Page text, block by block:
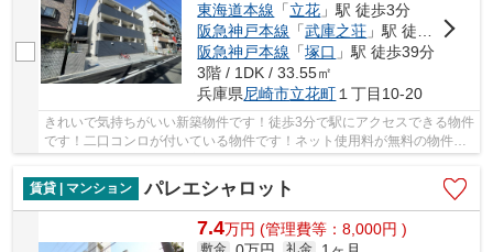
東海道本線 「立花 」駅 徒歩3分
阪急神戸本線 「武庫之荘 」駅 徒歩28分
阪急神戸本線 「塚口 」駅 徒歩39分
3階 / 1DK / 33.55㎡
兵庫県尼崎市立花町 １丁目10-20
きれいで気持ちがいい新築物件です！徒歩3分で駅にアクセスできる物件
です！二口コンロが付いている物件です！ネット使用料が無料の物件で
賃貸 | マンション
パレエシャロット
7.4万円 (管理費等：8,000円 )